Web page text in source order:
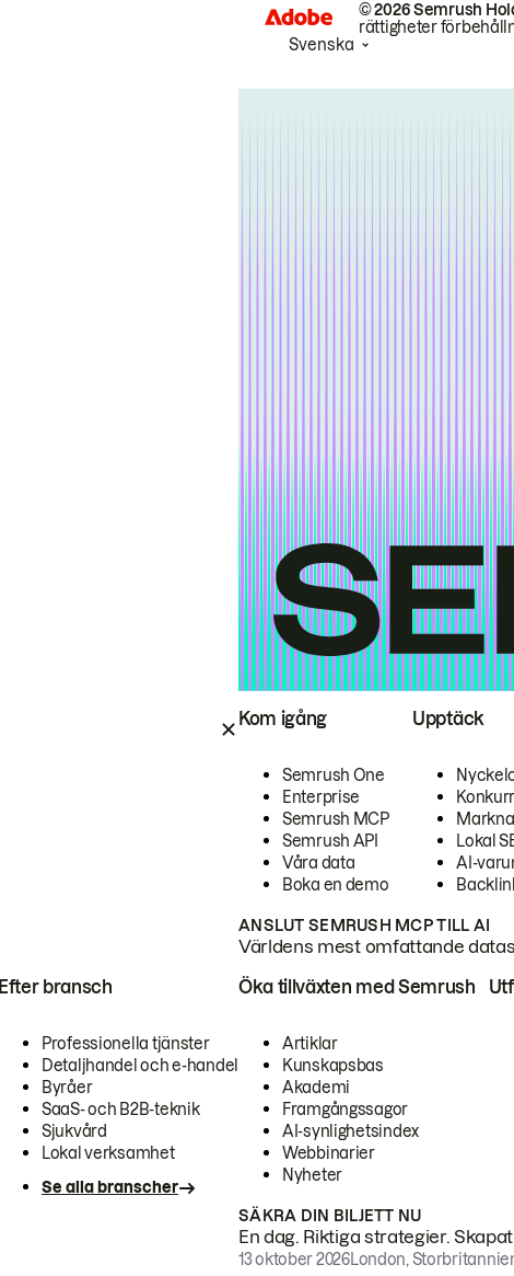
Kom igång
Semrush One
Enterprise
Semrush MCP
Semrush API
Våra data
Boka en demo
Upptäck
Lokal
AI-
ANSLUT SEMRUSH MCP TILL AI
Världens mest omfattande
Efter bransch
Professionella tjänster
Detaljhandel och e-handel
Byråer
SaaS- och B2B-teknik
Sjukvård
Lokal verksamhet
Se alla branscher
Öka tillväxten med Semrush
Artiklar
Kunskapsbas
Akademi
Framgångssagor
AI-synlighetsindex
Webbinarier
Nyheter
SÄKRA DIN BILJETT NU
En dag. Riktiga strategier.
13 oktober 2026London,
© 2026 Semrush
rättigheter
Svenska